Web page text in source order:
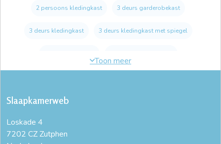
2 persoons kledingkast 3 deurs garderobekast
3 deurs kledingkast 3 deurs kledingkast met spiegel
garderobekast 300 cm breed
garderobekast met schuifdeuren
Slaapkamerweb
Loskade 4
7202 CZ Zutphen